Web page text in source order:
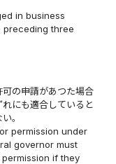
in business
three
の申請があつた場合
にも適合していると
。
permission under
governor must
if they